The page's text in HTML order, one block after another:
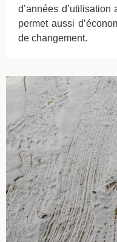
d’années d’utilisation
permet aussi
de changement.